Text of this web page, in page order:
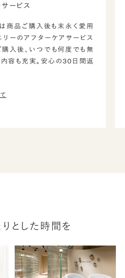
ービス
商品ご購入後も末永く愛用
リーのアフターケアサービス
購入後、いつでも何度でも無
容も充実。安心の30日間返
とした時間を